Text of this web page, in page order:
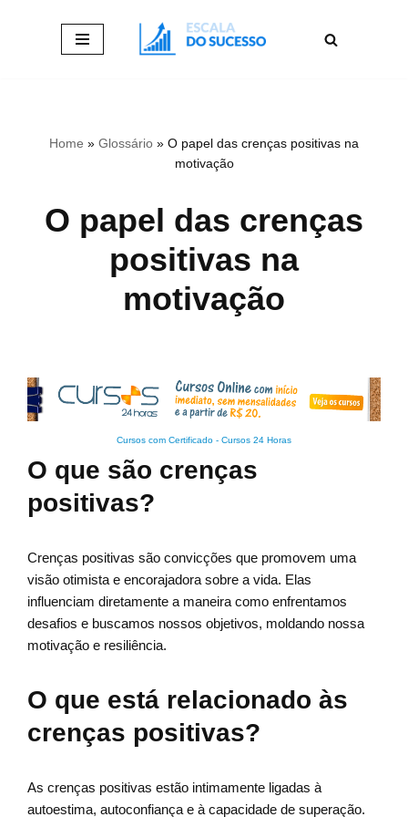
Home » Glossário » O papel das crenças positivas na
motivação
O papel das crenças
positivas na
motivação
Cursos com Certificado - Cursos 24 Horas
O que são crenças
positivas?
Crenças positivas são convicções que promovem uma
visão otimista e encorajadora sobre a vida. Elas
influenciam diretamente a maneira como enfrentamos
desafios e buscamos nossos objetivos, moldando nossa
motivação e resiliência.
O que está relacionado às
crenças positivas?
As crenças positivas estão intimamente ligadas à
autoestima, autoconfiança e à capacidade de superação.